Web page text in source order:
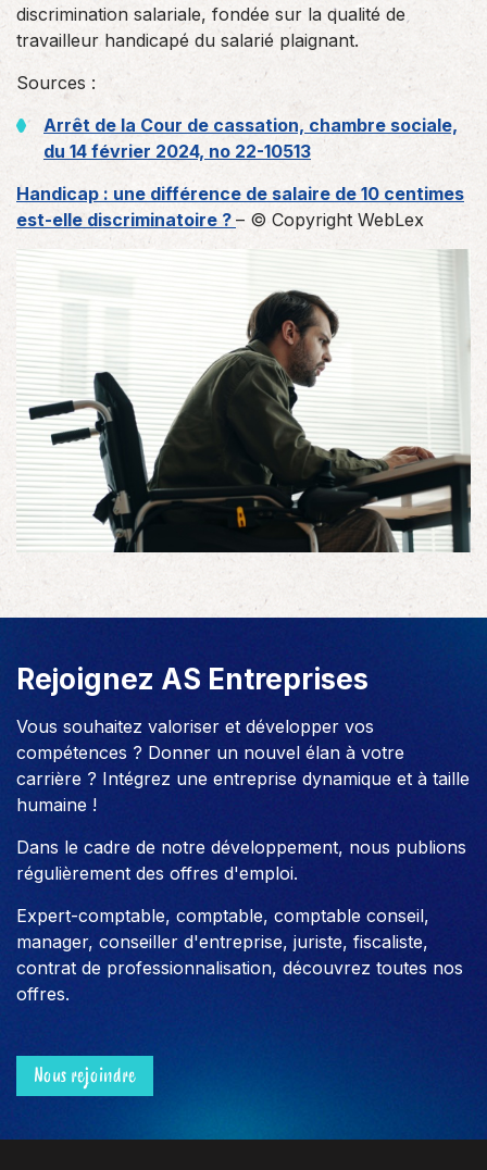
discrimination salariale, fondée sur la qualité de
travailleur handicapé du salarié plaignant.
Sources :
Arrêt de la Cour de cassation, chambre sociale,
du 14 février 2024, no 22-10513
Handicap : une différence de salaire de 10 centimes
est-elle discriminatoire ? – © Copyright WebLex
Rejoignez AS Entreprises
Vous souhaitez valoriser et développer vos
compétences ? Donner un nouvel élan à votre
carrière ? Intégrez une entreprise dynamique et à taille
humaine !
Dans le cadre de notre développement, nous publions
régulièrement des offres d'emploi.
Expert-comptable, comptable, comptable conseil,
manager, conseiller d'entreprise, juriste, fiscaliste,
contrat de professionnalisation, découvrez toutes nos
offres.
Nous rejoindre